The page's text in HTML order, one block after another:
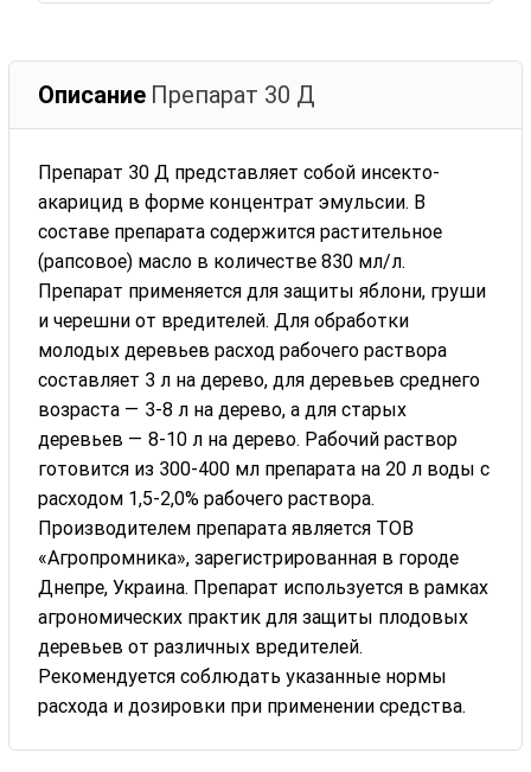
Описание Препарат 30 Д
Препарат 30 Д представляет собой инсекто-
акарицид в форме концентрат эмульсии. В
составе препарата содержится растительное
(рапсовое) масло в количестве 830 мл/л.
Препарат применяется для защиты яблони, груши
и черешни от вредителей. Для обработки
молодых деревьев расход рабочего раствора
составляет 3 л на дерево, для деревьев среднего
возраста — 3-8 л на дерево, а для старых
деревьев — 8-10 л на дерево. Рабочий раствор
готовится из 300-400 мл препарата на 20 л воды с
расходом 1,5-2,0% рабочего раствора.
Производителем препарата является ТОВ
«Агропромника», зарегистрированная в городе
Днепре, Украина. Препарат используется в рамках
агрономических практик для защиты плодовых
деревьев от различных вредителей.
Рекомендуется соблюдать указанные нормы
расхода и дозировки при применении средства.